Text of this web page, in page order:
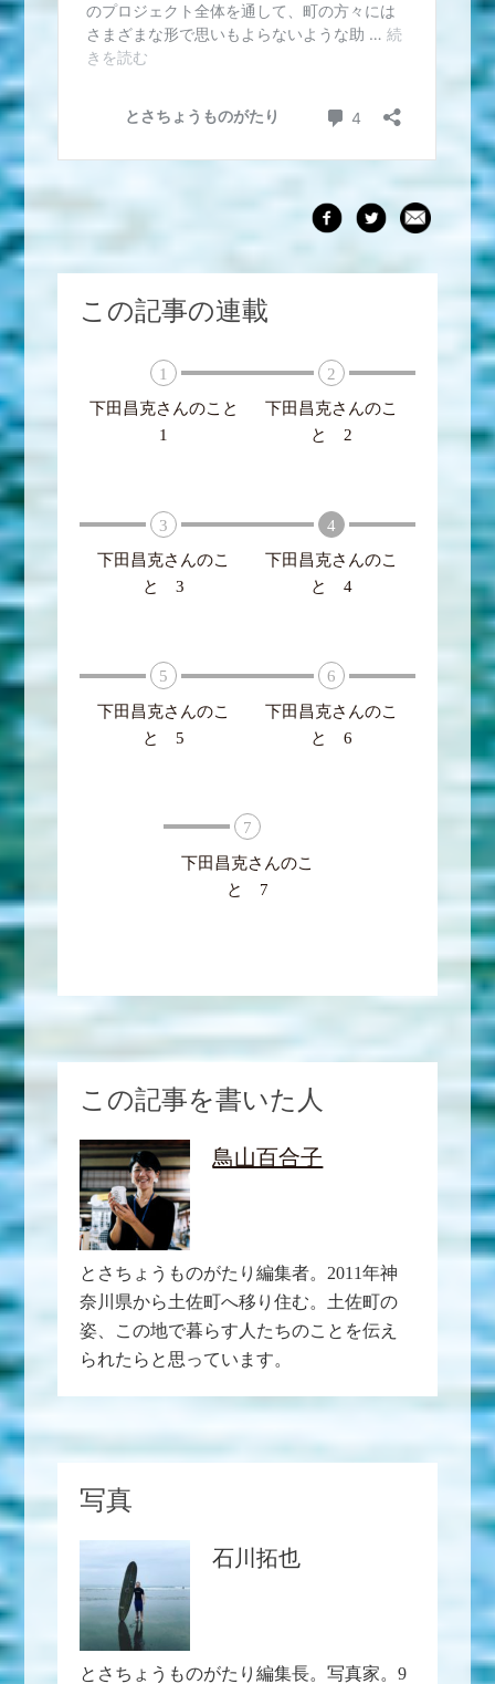
この記事の連載
1
下田昌克さんのこと
1
2
下田昌克さんのこ
と 2
3
下田昌克さんのこ
と 3
4
下田昌克さんのこ
と 4
5
下田昌克さんのこ
と 5
6
下田昌克さんのこ
と 6
7
下田昌克さんのこ
と 7
この記事を書いた人
鳥山百合子
とさちょうものがたり編集者。2011年神
奈川県から土佐町へ移り住む。土佐町の
姿、この地で暮らす人たちのことを伝え
られたらと思っています。
写真
石川拓也
とさちょうものがたり編集長。写真家。9